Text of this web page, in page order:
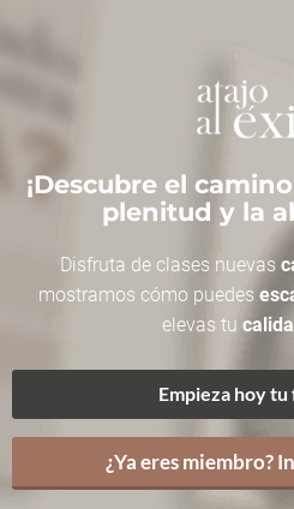
¡Descubre el
plenitud y la
Disfruta de clases nuevas
mostramos cómo puedes
elevas tu
Empieza hoy
¿Ya eres miembro?